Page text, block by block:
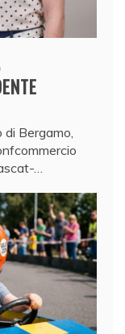
Bergamo,
…